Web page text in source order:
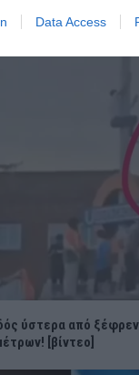
Data Access
ύστερα από
[βίντεο]